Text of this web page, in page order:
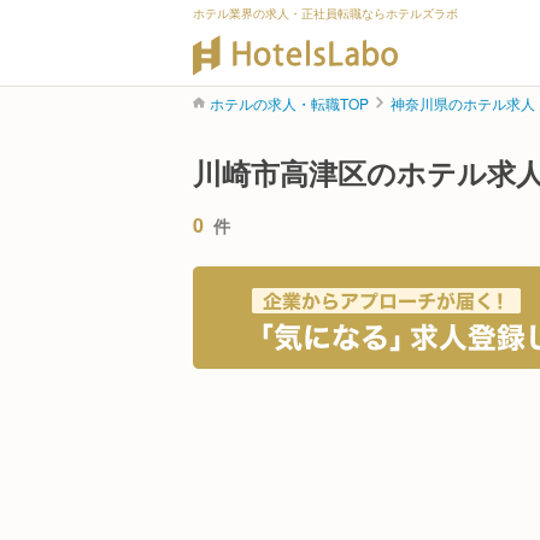
ホテル業界の求人・正社員転職ならホテルズラボ
ホテルの求人・転職TOP 神奈川県のホテル求人
川崎市高津区のホテル求
0 件